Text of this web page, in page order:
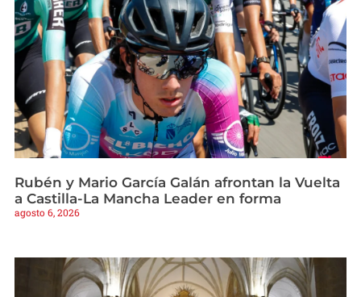
Rubén y Mario García Galán afrontan la Vuelta
a Castilla-La Mancha Leader en forma
agosto 6, 2026